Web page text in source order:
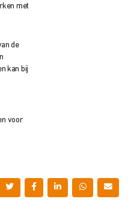
met
de
kan bij
voor